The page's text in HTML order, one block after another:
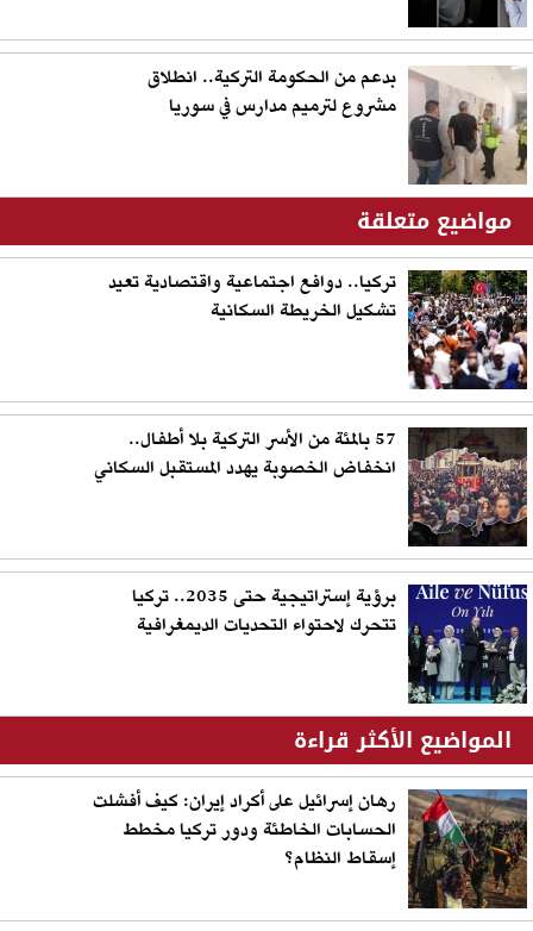
بدعم من الحكومة التركية.. انطلاق
مشروع لترميم مدارس في سوريا
مواضيع متعلقة
تركيا.. دوافع اجتماعية واقتصادية تعيد
تشكيل الخريطة السكانية
57 بالمئة من الأسر التركية بلا أطفال..
انخفاض الخصوبة يهدد المستقبل السكاني
برؤية إستراتيجية حتى 2035.. تركيا
تتحرك لاحتواء التحديات الديمغرافية
المواضيع الأكثر قراءة
رهان إسرائيل على أكراد إيران: كيف أفشلت
الحسابات الخاطئة ودور تركيا مخطط
إسقاط النظام؟